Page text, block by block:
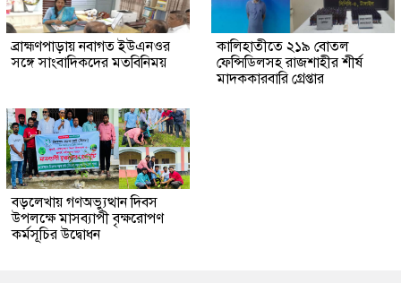
ব্রাহ্মণপাড়ায় নবাগত ইউএনওর
সঙ্গে সাংবাদিকদের মতবিনিময়
কালিহাতীতে ২১৯ বোতল
ফেন্সিডিলসহ রাজশাহীর শীর্ষ
মাদককারবারি গ্রেপ্তার
বড়লেখায় গণঅভ্যুত্থান দিবস
উপলক্ষে মাসব্যাপী বৃক্ষরোপণ
কর্মসূচির উদ্বোধন